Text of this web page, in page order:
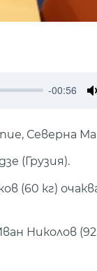
-00:56
Северна
(Грузия).
(60 кг)
Николов